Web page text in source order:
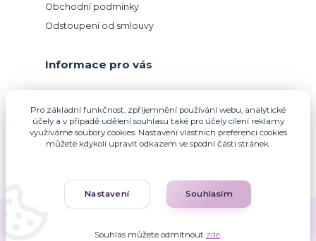
Obchodní podmínky
Odstoupení od smlouvy
Informace pro vás
Pro základní funkčnost, zpříjemnění používání webu, analytické
účely a v případě udělení souhlasu také pro účely cílení reklamy
využíváme soubory cookies. Nastavení vlastních preferencí cookies
můžete kdykoli upravit odkazem ve spodní části stránek.
Nastavení Souhlasím
Souhlas můžete odmítnout zde.